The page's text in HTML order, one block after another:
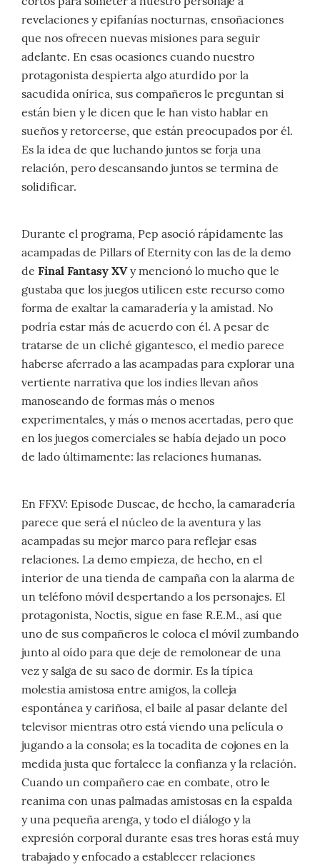
revelaciones y epifanías nocturnas, ensoñaciones
que nos ofrecen nuevas misiones para seguir
adelante. En esas ocasiones cuando nuestro
protagonista despierta algo aturdido por la
sacudida onírica, sus compañeros le preguntan si
están bien y le dicen que le han visto hablar en
sueños y retorcerse, que están preocupados por él.
Es la idea de que luchando juntos se forja una
relación, pero descansando juntos se termina de
solidificar.
Durante el programa, Pep asoció rápidamente las
acampadas de Pillars of Eternity con las de la demo
de Final Fantasy XVy mencionó lo mucho que le
gustaba que los juegos utilicen este recurso como
forma de exaltar la camaradería y la amistad. No
podría estar más de acuerdo con él. A pesar de
tratarse de un cliché gigantesco, el medio parece
haberse aferrado a las acampadas para explorar una
vertiente narrativa que los indies llevan años
manoseando de formas más o menos
experimentales, y más o menos acertadas, pero que
en los juegos comerciales se había dejado un poco
de lado últimamente: las relaciones humanas.
En FFXV: Episode Duscae, de hecho, la camaradería
parece que será el núcleo de la aventura y las
acampadas su mejor marco para reflejar esas
relaciones. La demo empieza, de hecho, en el
interior de una tienda de campaña con la alarma de
un teléfono móvil despertando a los personajes. El
protagonista, Noctis, sigue en fase R.E.M., así que
uno de sus compañeros le coloca el móvil zumbando
junto al oído para que deje de remolonear de una
vez y salga de su saco de dormir. Es la típica
molestia amistosa entre amigos, la colleja
espontánea y cariñosa, el baile al pasar delante del
televisor mientras otro está viendo una película o
jugando a la consola; es la tocadita de cojones en la
medida justa que fortalece la confianza y la relación.
Cuando un compañero cae en combate, otro le
reanima con unas palmadas amistosas en la espalda
y una pequeña arenga, y todo el diálogo y la
expresión corporal durante esas tres horas está muy
trabajado y enfocado a establecer relaciones